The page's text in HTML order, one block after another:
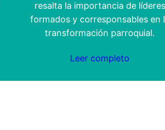
resalta la importancia de líderes
formados y corresponsables en
transformación parroquial.
Leer completo